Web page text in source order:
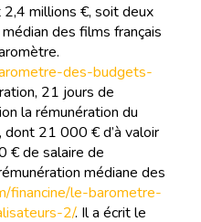
millions €, soit deux
des films français
des-budgets-
21 jours de
la rémunération du
21 000 € d’à valoir
€ de salaire de
médiane des
financine/le-barometre-
2/. Il a écrit le